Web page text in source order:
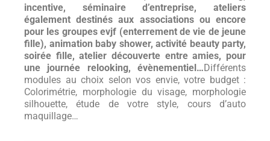
incentive, séminaire d’entreprise, ateliers
également destinés aux associations ou encore
pour les groupes evjf (enterrement de vie de jeune
fille), animation baby shower, activité beauty party,
soirée fille, atelier découverte entre amies, pour
une journée relooking, évènementiel…Différents
modules au choix selon vos envie, votre budget :
Colorimétrie, morphologie du visage, morphologie
silhouette, étude de votre style, cours d’auto
maquillage…